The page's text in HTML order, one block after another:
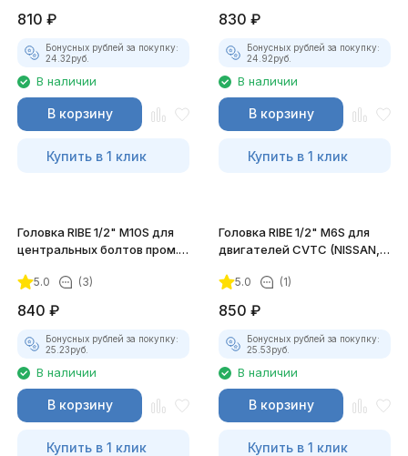
810 ₽
Бонусных рублей за покупку:
24.32руб.
В наличии
В корзину
Купить в 1 клик
(NISSAN) JTC-4948
830 ₽
Бонусных рублей за покупку:
24.92руб.
В наличии
В корзину
Купить в 1 клик
Головка RIBE 1/2" M10S для
центральных болтов пром.
5.0 (3)
840 ₽
Бонусных рублей за покупку:
25.23руб.
В наличии
В корзину
Купить в 1 клик
Головка RIBE 1/2" M6S для
двигателей CVTC (NISSAN,
5.0 (1)
850 ₽
Бонусных рублей за покупку:
25.53руб.
В наличии
В корзину
Купить в 1 клик